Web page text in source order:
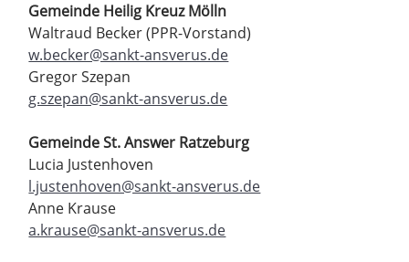
Gemeinde Heilig Kreuz Mölln
Waltraud Becker (PPR-Vorstand)
w.becker@sankt-ansverus.de
Gregor Szepan
g.szepan@sankt-ansverus.de
Gemeinde St. Answer Ratzeburg
Lucia Justenhoven
l.justenhoven@sankt-ansverus.de
Anne Krause
a.krause@sankt-ansverus.de